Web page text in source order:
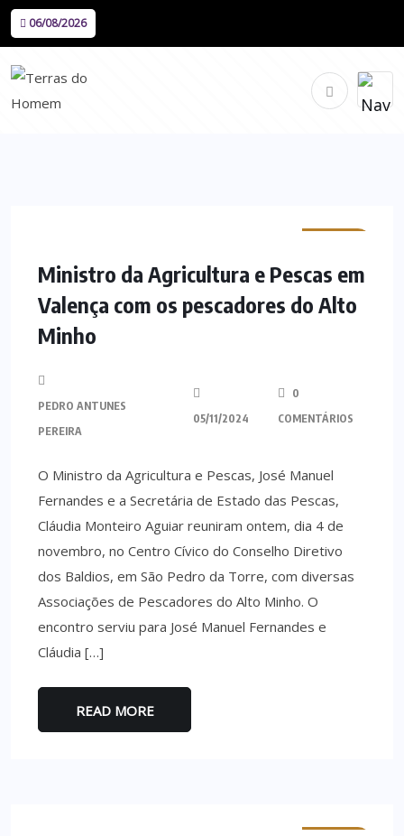
06/08/2026
Ministro da Agricultura e Pescas em
Valença com os pescadores do Alto
Minho
PEDRO ANTUNES
PEREIRA
05/11/2024
0
COMENTÁRIOS
O Ministro da Agricultura e Pescas, José Manuel
Fernandes e a Secretária de Estado das Pescas,
Cláudia Monteiro Aguiar reuniram ontem, dia 4 de
novembro, no Centro Cívico do Conselho Diretivo
dos Baldios, em São Pedro da Torre, com diversas
Associações de Pescadores do Alto Minho. O
encontro serviu para José Manuel Fernandes e
Cláudia […]
READ MORE